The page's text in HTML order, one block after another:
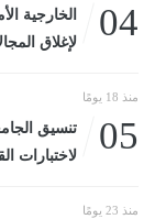
04
الخارجية
لإغلاق
منذ 18 يومًا
05
لاختبارات
منذ 23 يومًا